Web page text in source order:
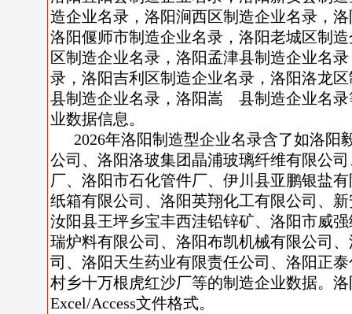
造企业名录，洛阳涧西区制造企业名录，
洛阳偃师市制造企业名录，洛阳老城区制
区制造企业名录，洛阳孟津县制造企业名
录，洛阳吉利区制造企业名录，洛阳洛龙
县制造企业名录，洛阳嵩 县制造企业名录
业数据信息。
2026年洛阳制造型企业名录含了如洛阳
公司、洛阳洛玻集团晶浦玻璃纤维有限公
厂、洛阳市石化管件厂、伊川县亚鹏银盐
纸箱有限公司、洛阳英翔化工有限公司、
汝阳县王坪乡宝丰西洼铅锌矿、洛阳市威
瑞炉料有限公司、洛阳布凯机械有限公司
司、洛阳天生药业有限责任公司、洛阳正
村乡十万根虎红沙厂等的制造企业数据。
Excel/Access文件格式。